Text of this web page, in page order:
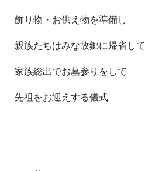
飾り物・お供え物を準備し
親族たちはみな故郷に帰省して
家族総出でお墓参りをして
先祖をお迎えする儀式